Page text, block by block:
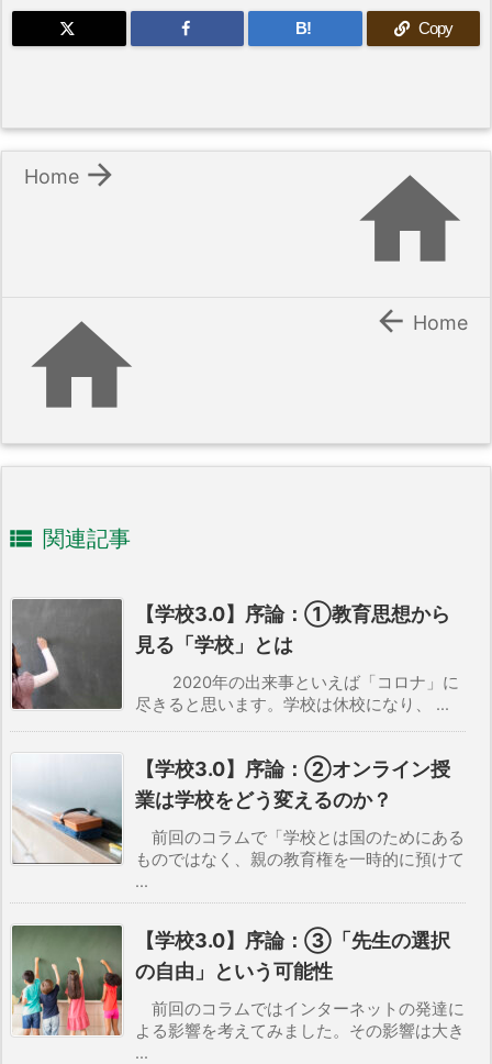
B! Copy


Home
  Home
 関連記事
【学校3.0】序論：①教育思想から
見る「学校」とは
2020年の出来事といえば「コロナ」に
尽きると思います。学校は休校になり、 ...
【学校3.0】序論：②オンライン授
業は学校をどう変えるのか？
前回のコラムで「学校とは国のためにある
ものではなく、親の教育権を一時的に預けて
...
【学校3.0】序論：③「先生の選択
の自由」という可能性
前回のコラムではインターネットの発達に
よる影響を考えてみました。その影響は大き
...